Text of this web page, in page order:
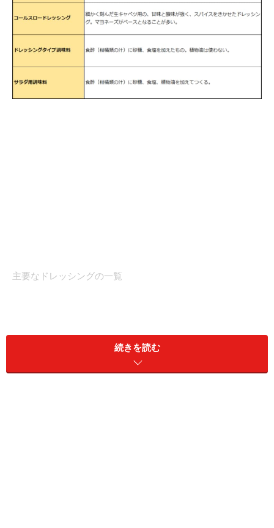
主要なドレッシングの一覧
う。もちろん、これがすべてではありませんが、主だっ
たものを一覧表にまとめました。これらのドレッシング
は日本農林規格（JAS）にて規定されており、規格外の
続きを読む